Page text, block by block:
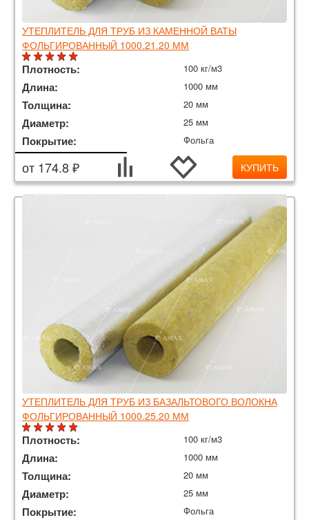
УТЕПЛИТЕЛЬ ДЛЯ ТРУБ ИЗ КАМЕННОЙ ВАТЫ
ФОЛЬГИРОВАННЫЙ 1000.21.20 ММ
Плотность: 100 кг/м3
Длина: 1000 мм
Толщина: 20 мм
Диаметр: 25 мм
Покрытие: Фольга
от 174.8 ₽ КУПИТЬ
УТЕПЛИТЕЛЬ ДЛЯ ТРУБ ИЗ БАЗАЛЬТОВОГО ВОЛОКНА
ФОЛЬГИРОВАННЫЙ 1000.25.20 ММ
Плотность: 100 кг/м3
Длина: 1000 мм
Толщина: 20 мм
Диаметр: 25 мм
Покрытие: Фольга